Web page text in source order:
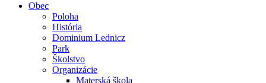
Obec
Poloha
História
Dominium Lednicz
Park
Školstvo
Organizácie
Materská škola